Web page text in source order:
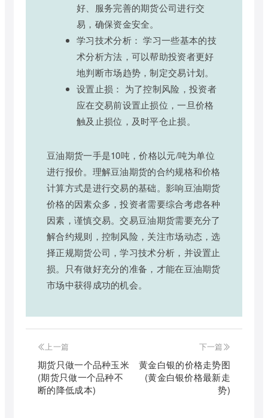
好、服务完善的期货公司进行交
易，确保资金安全。
学习技术分析： 学习一些基本的技
术分析方法，可以帮助投资者更好
地判断市场趋势，制定交易计划。
设置止损： 为了控制风险，投资者
应在交易前设置止损位，一旦价格
触及止损位，及时平仓止损。
豆油期货一手是10吨，价格以元/吨为单位
进行报价。理解豆油期货的合约规格和价格
计算方式是进行交易的基础。影响豆油期货
价格的因素众多，投资者需要综合考虑各种
因素，谨慎交易。交易豆油期货需要充分了
解合约规则，控制风险，关注市场动态，选
择正规期货公司，学习技术分析，并设置止
损。只有做好充分的准备，才能在豆油期货
市场中获得成功的机会。
上一篇
期货只做一个品种玉米
(期货只做一个品种不
断的降低成本)
下一篇
黄金白银的价格走势图
(黄金白银价格最新走
势)